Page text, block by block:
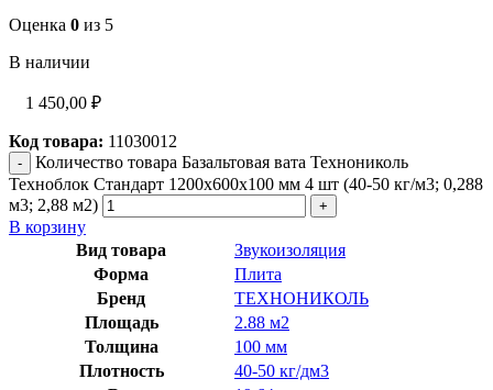
Оценка 0 из 5
В наличии
1 450,00 ₽
Код товара: 11030012
Количество товара Базальтовая вата Технониколь
Техноблок Стандарт 1200х600х100 мм 4 шт (40-50 кг/м3; 0,288
м3; 2,88 м2)
В корзину
Вид товара
Звукоизоляция
Форма
Плита
Бренд
ТЕХНОНИКОЛЬ
Площадь
2.88 м2
Толщина
100 мм
Плотность
40-50 кг/дм3